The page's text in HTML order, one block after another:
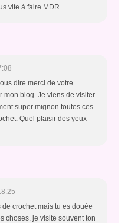
vite à faire MDR
dire merci de votre
mon blog. Je viens de visiter
super mignon toutes ces
Quel plaisir des yeux
crochet mais tu es douée
choses. je visite souvent ton